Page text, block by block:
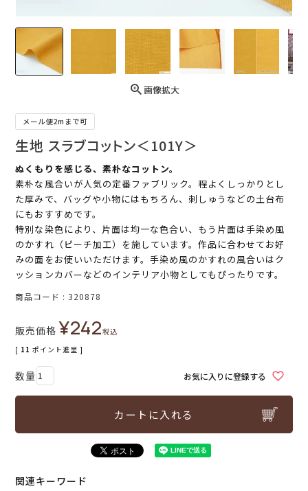
画像拡大
メール便2mまで可
生地 スラブコットン＜101Y＞
ぬくもりを感じる、素朴なコットン。
素朴な風合いが人気の定番ファブリック。程よくしっかりとし
た厚みで、バッグや小物にはもちろん、刺しゅうなどの土台布
にもおすすめです。
特別な染色により、片面は均一な色合い、もう片面は手染め風
のかすれ（ピーチ加工）を施しています。作品に合わせてお好
みの面をお使いいただけます。手染め風のかすれの風合いはク
ッションカバーなどのインテリア小物としてもぴったりです。
商品コード 320878
販売価格 ¥242税込
[ 11 ポイント進呈 ]
お気に入りに登録する
カートに入れる
関連キーワード